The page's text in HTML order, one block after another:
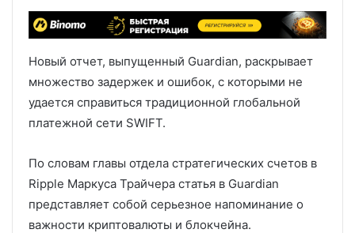
Новый отчет, выпущенный Guardian, раскрывает
множество задержек и ошибок, с которыми не
удается справиться традиционной глобальной
платежной сети SWIFT.
По словам главы отдела стратегических счетов в
Ripple Маркуса Трайчера статья в Guardian
представляет собой серьезное напоминание о
важности криптовалюты и блокчейна.